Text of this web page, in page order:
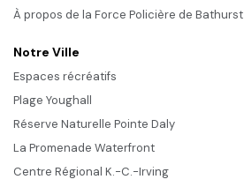
À propos de la Force Policière de Bathurst
Notre Ville
Espaces récréatifs
Plage Youghall
Réserve Naturelle Pointe Daly
La Promenade Waterfront
Centre Régional K.-C.-Irving